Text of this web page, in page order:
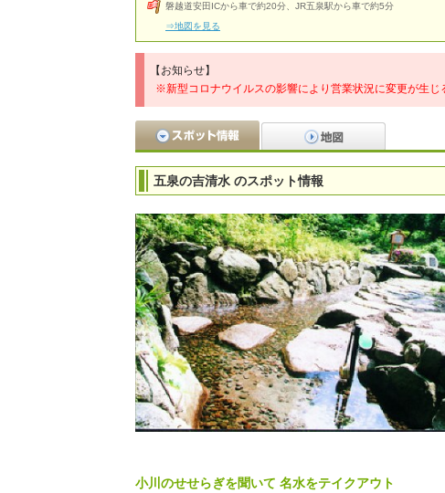
磐越道安田ICから車で約20分、JR五泉駅から車で約5分
⇒地図を見る
【お知らせ】
※新型コロナウイルスの影響により営業状況に変更が生じ
五泉の吉清水 のスポット情報
小川のせせらぎを聞いて 名水をテイクアウト